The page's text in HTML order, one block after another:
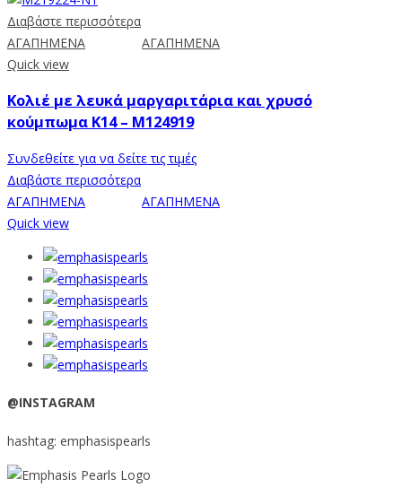
Διαβάστε περισσότερα
ΑΓΑΠΗΜΕΝΑ
ΑΓΑΠΗΜΕΝΑ
Quick view
Κολιέ με λευκά μαργαριτάρια και χρυσό
κούμπωμα K14 – M124919
Συνδεθείτε για να δείτε τις τιμές
Διαβάστε περισσότερα
ΑΓΑΠΗΜΕΝΑ
ΑΓΑΠΗΜΕΝΑ
Quick view
@INSTAGRAM
hashtag: emphasispearls